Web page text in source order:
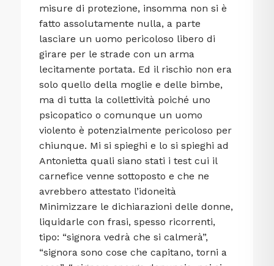
misure di protezione, insomma non si è
fatto assolutamente nulla, a parte
lasciare un uomo pericoloso libero di
girare per le strade con un arma
lecitamente portata. Ed il rischio non era
solo quello della moglie e delle bimbe,
ma di tutta la collettività poiché uno
psicopatico o comunque un uomo
violento è potenzialmente pericoloso per
chiunque. Mi si spieghi e lo si spieghi ad
Antonietta quali siano stati i test cui il
carnefice venne sottoposto e che ne
avrebbero attestato l’idoneità
Minimizzare le dichiarazioni delle donne,
liquidarle con frasi, spesso ricorrenti,
tipo: “signora vedrà che si calmerà”,
“signora sono cose che capitano, torni a